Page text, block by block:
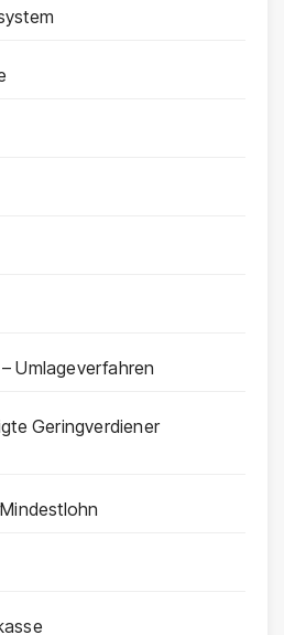
Umlageverfahren
Geringverdiener